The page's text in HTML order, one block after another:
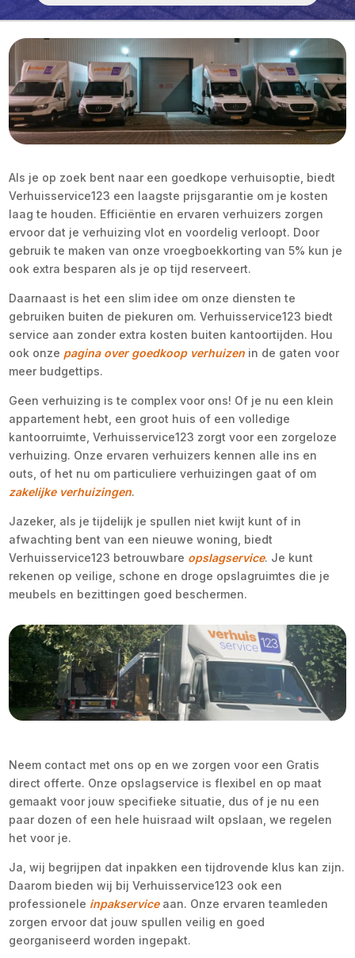
Als je op zoek bent naar een goedkope verhuisoptie, biedt
Verhuisservice123 een laagste prijsgarantie om je kosten
laag te houden. Efficiëntie en ervaren verhuizers zorgen
ervoor dat je verhuizing vlot en voordelig verloopt. Door
gebruik te maken van onze vroegboekkorting van 5% kun je
ook extra besparen als je op tijd reserveert.
Daarnaast is het een slim idee om onze diensten te
gebruiken buiten de piekuren om. Verhuisservice123 biedt
service aan zonder extra kosten buiten kantoortijden. Hou
ook onze pagina over goedkoop verhuizen in de gaten voor
meer budgettips.
Geen verhuizing is te complex voor ons! Of je nu een klein
appartement hebt, een groot huis of een volledige
kantoorruimte, Verhuisservice123 zorgt voor een zorgeloze
verhuizing. Onze ervaren verhuizers kennen alle ins en
outs, of het nu om particuliere verhuizingen gaat of om
zakelijke verhuizingen.
Jazeker, als je tijdelijk je spullen niet kwijt kunt of in
afwachting bent van een nieuwe woning, biedt
Verhuisservice123 betrouwbare opslagservice. Je kunt
rekenen op veilige, schone en droge opslagruimtes die je
meubels en bezittingen goed beschermen.
Neem contact met ons op en we zorgen voor een Gratis
direct offerte. Onze opslagservice is flexibel en op maat
gemaakt voor jouw specifieke situatie, dus of je nu een
paar dozen of een hele huisraad wilt opslaan, we regelen
het voor je.
Ja, wij begrijpen dat inpakken een tijdrovende klus kan zijn.
Daarom bieden wij bij Verhuisservice123 ook een
professionele inpakserviceaan. Onze ervaren teamleden
zorgen ervoor dat jouw spullen veilig en goed
georganiseerd worden ingepakt.